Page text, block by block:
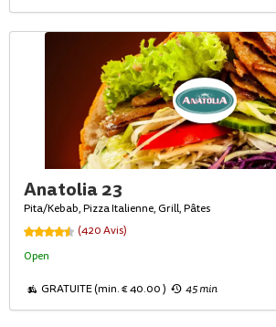
Anatolia 23
Pita/Kebab, Pizza Italienne, Grill, Pâtes
(420 Avis)
Open
GRATUITE (min. € 40.00 ) 45 min